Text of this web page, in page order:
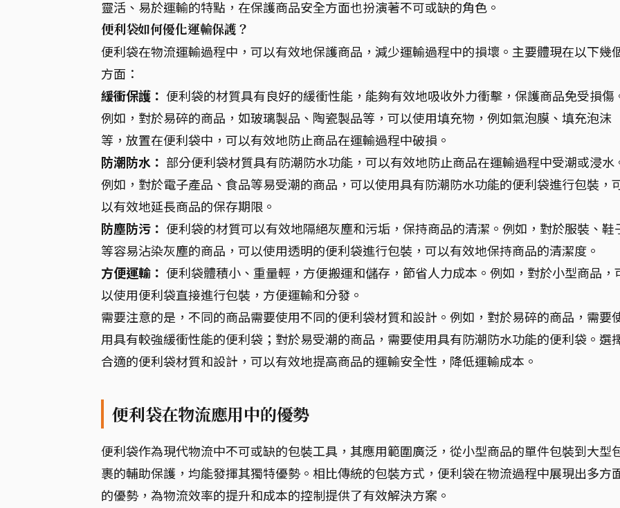
靈活、易於運輸的特點，在保護商品安全方面也扮演著不可或缺的角色。
便利袋如何優化運輸保護？
便利袋在物流運輸過程中，可以有效地保護商品，減少運輸過程中的損壞。主要體現在以下幾
方面：
緩衝保護： 便利袋的材質具有良好的緩衝性能，能夠有效地吸收外力衝擊，保護商品免受損傷
例如，對於易碎的商品，如玻璃製品、陶瓷製品等，可以使用填充物，例如氣泡膜、填充泡沫
等，放置在便利袋中，可以有效地防止商品在運輸過程中破損。
防潮防水： 部分便利袋材質具有防潮防水功能，可以有效地防止商品在運輸過程中受潮或浸水
例如，對於電子產品、食品等易受潮的商品，可以使用具有防潮防水功能的便利袋進行包裝，
以有效地延長商品的保存期限。
防塵防污： 便利袋的材質可以有效地隔絕灰塵和污垢，保持商品的清潔。例如，對於服裝、鞋
等容易沾染灰塵的商品，可以使用透明的便利袋進行包裝，可以有效地保持商品的清潔度。
方便運輸： 便利袋體積小、重量輕，方便搬運和儲存，節省人力成本。例如，對於小型商品，
以使用便利袋直接進行包裝，方便運輸和分發。
需要注意的是，不同的商品需要使用不同的便利袋材質和設計。例如，對於易碎的商品，需要
用具有較強緩衝性能的便利袋；對於易受潮的商品，需要使用具有防潮防水功能的便利袋。選
合適的便利袋材質和設計，可以有效地提高商品的運輸安全性，降低運輸成本。
便利袋在物流應用中的優勢
便利袋作為現代物流中不可或缺的包裝工具，其應用範圍廣泛，從小型商品的單件包裝到大型
裹的輔助保護，均能發揮其獨特優勢。相比傳統的包裝方式，便利袋在物流過程中展現出多方
的優勢，為物流效率的提升和成本的控制提供了有效解決方案。